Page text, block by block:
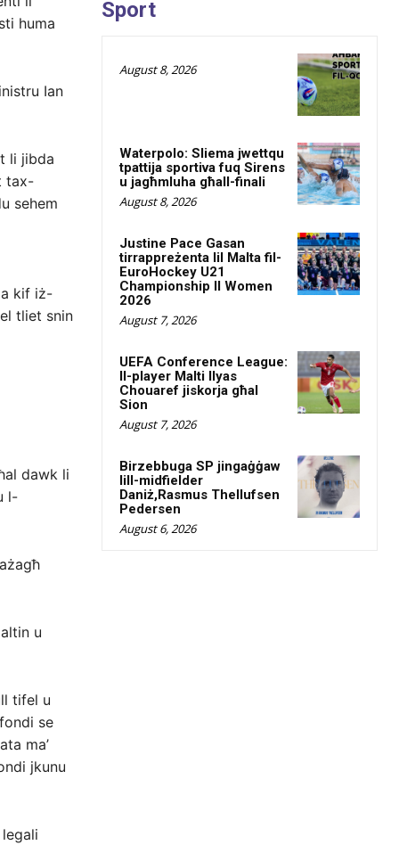
huma
Ian
li jibda
tax-
sehem
kif iż-
tliet snin
dawk li
l-
u
tifel u
se
ma’
jkunu
Sport
August 8, 2026
Waterpolo: Sliema jwettqu
tpattija sportiva fuq Sirens
u jagħmluha għall-finali
August 8, 2026
Justine Pace Gasan
tirrappreżenta lil Malta fil-
EuroHockey U21
Championship II Women
2026
August 7, 2026
UEFA Conference League:
Il-player Malti Ilyas
Chouaref jiskorja għal
Sion
August 7, 2026
Birzebbuga SP jingaġġaw
lill-midfielder
Daniż,Rasmus Thellufsen
Pedersen
August 6, 2026